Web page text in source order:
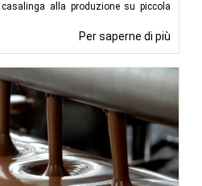
alla produzione su piccola
Per saperne di più